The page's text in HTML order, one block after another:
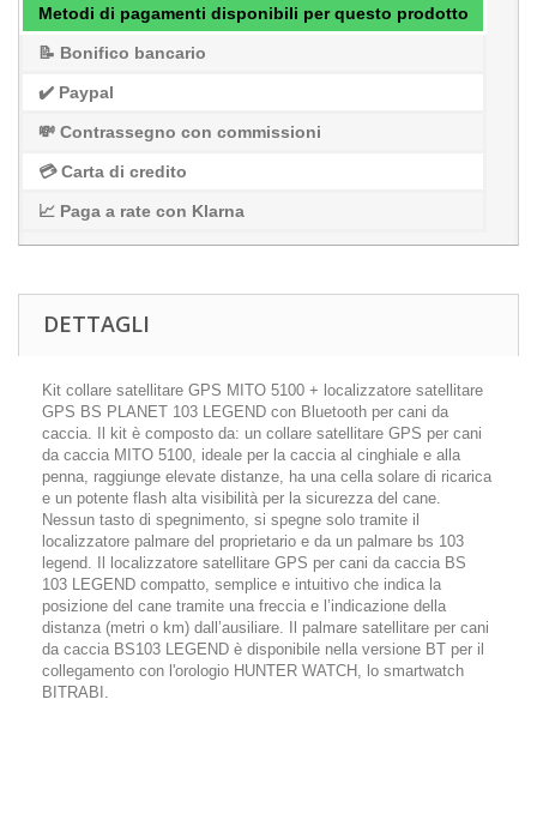
Metodi di pagamenti disponibili per questo prodotto
📝 Bonifico bancario
✔️ Paypal
💸 Contrassegno con commissioni
💳 Carta di credito
📈 Paga a rate con Klarna
DETTAGLI
Kit collare satellitare GPS MITO 5100 + localizzatore satellitare
GPS BS PLANET 103 LEGEND con Bluetooth per cani da
caccia. Il kit è composto da: un collare satellitare GPS per cani
da caccia MITO 5100, ideale per la caccia al cinghiale e alla
penna, raggiunge elevate distanze, ha una cella solare di ricarica
e un potente flash alta visibilità per la sicurezza del cane.
Nessun tasto di spegnimento, si spegne solo tramite il
localizzatore palmare del proprietario e da un palmare bs 103
legend. Il localizzatore satellitare GPS per cani da caccia BS
103 LEGEND compatto, semplice e intuitivo che indica la
posizione del cane tramite una freccia e l’indicazione della
distanza (metri o km) dall’ausiliare. Il palmare satellitare per cani
da caccia BS103 LEGEND è disponibile nella versione BT per il
collegamento con l'orologio HUNTER WATCH, lo smartwatch
BITRABI.